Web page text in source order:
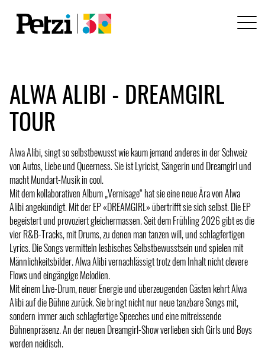
ALWA ALIBI - DREAMGIRL
TOUR
Alwa Alibi, singt so selbstbewusst wie kaum jemand anderes in der Schweiz
von Autos, Liebe und Queerness. Sie ist Lyricist, Sängerin und Dreamgirl und
macht Mundart-Musik in cool.
Mit dem kollaborativen Album „Vernisage“ hat sie eine neue Ära von Alwa
Alibi angekündigt. Mit der EP «DREAMGIRL» übertrifft sie sich selbst. Die EP
begeistert und provoziert gleichermassen. Seit dem Frühling 2026 gibt es die
vier R&B-Tracks, mit Drums, zu denen man tanzen will, und schlagfertigen
Lyrics. Die Songs vermitteln lesbisches Selbstbewusstsein und spielen mit
Männlichkeitsbilder. Alwa Alibi vernachlässigt trotz dem Inhalt nicht clevere
Flows und eingängige Melodien.
Mit einem Live-Drum, neuer Energie und überzeugenden Gästen kehrt Alwa
Alibi auf die Bühne zurück. Sie bringt nicht nur neue tanzbare Songs mit,
sondern immer auch schlagfertige Speeches und eine mitreissende
Bühnenpräsenz. An der neuen Dreamgirl-Show verlieben sich Girls und Boys
werden neidisch.